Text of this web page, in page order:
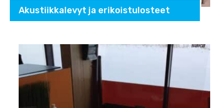
Akustiikkalevyt ja erikoistulosteet